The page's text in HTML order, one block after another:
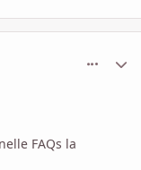
FAQs la